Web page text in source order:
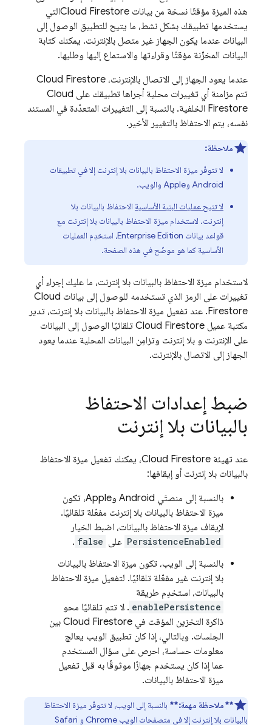
هذه الميزة مؤقتًا نسخة من بيانات Cloud Firestoreالتي
يستخدمها تطبيقك بشكل نشط، ما يتيح للتطبيق الوصول إلى
البيانات عندما يكون الجهاز غير متصل بالإنترنت. يمكنك كتابة
البيانات المخزّنة مؤقتًا وقراءتها والاستماع إليها وطلبها.
عندما يعود الجهاز إلى الاتصال بالإنترنت، Cloud Firestore
تتم مزامنة أي تغييرات محلية أجراها تطبيقك على Cloud
Firestore الخلفية. بالنسبة إلى التغييرات المتعدّدة في المستند
نفسه، يتم الاحتفاظ بالتغيير الأخير.
ملاحظة:
لا تتوفّر ميزة الاحتفاظ بالبيانات بلا إنترنت إلا في تطبيقات
Android وApple والويب.
لا تتيح عمليات البنية الأساسية الاحتفاظ بالبيانات بلا
إنترنت. لاستخدام ميزة الاحتفاظ بالبيانات بلا إنترنت مع
قواعد بيانات Enterprise Edition، استخدِم العمليات
الأساسية كما هو موضّح في هذه الصفحة.
لاستخدام ميزة الاحتفاظ بالبيانات بلا إنترنت، ما عليك إجراء أي
تغييرات على الرمز الذي تستخدمه للوصول إلى بيانات Cloud
Firestore. عند تفعيل ميزة الاحتفاظ بالبيانات بلا إنترنت، تدير
مكتبة عميل Cloud Firestore تلقائيًا الوصول إلى البيانات
على الإنترنت و بلا إنترنت وتزامِن البيانات المحلية عندما يعود
الجهاز إلى الاتصال بالإنترنت.
ضبط إعدادات الاحتفاظ
بالبيانات بلا إنترنت
عند تهيئة Cloud Firestore، يمكنك تفعيل ميزة الاحتفاظ
بالبيانات بلا إنترنت أو إيقافها:
بالنسبة إلى منصتَي Android وApple، تكون
ميزة الاحتفاظ بالبيانات بلا إنترنت مفعّلة تلقائيًا.
لإيقاف ميزة الاحتفاظ بالبيانات، اضبط الخيار
PersistenceEnabled على false
.
بالنسبة إلى الويب، تكون ميزة الاحتفاظ بالبيانات
بلا إنترنت غير مفعّلة تلقائيًا. لتفعيل ميزة الاحتفاظ
بالبيانات، استخدِم طريقة
enablePersistence . لا تتم تلقائيًا محو
ذاكرة التخزين المؤقت في Cloud Firestore بين
الجلسات. وبالتالي، إذا كان تطبيق الويب يعالج
معلومات حساسة، احرص على سؤال المستخدم
عما إذا كان يستخدم جهازًا موثوقًا به قبل تفعيل
ميزة الاحتفاظ بالبيانات.
**ملاحظة مهمة:** بالنسبة إلى الويب، لا تتوفّر ميزة الاحتفاظ
بالبيانات بلا إنترنت إلا في متصفحات الويب Chrome و Safari